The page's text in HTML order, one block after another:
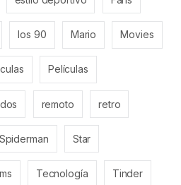
los 90 Mario Movies
Películas
remoto retro
Spiderman Star
Tecnología Tinder